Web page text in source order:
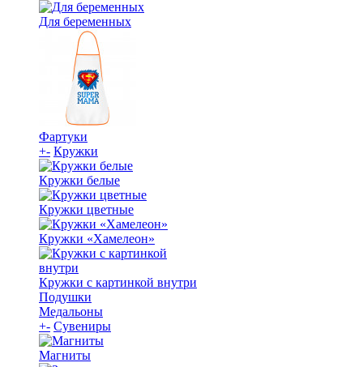
Для беременных
Фартуки
+- Кружки
Кружки белые
Кружки цветные
Кружки «Хамелеон»
Кружки с картинкой внутри
Подушки
Медальоны
+- Сувениры
Магниты